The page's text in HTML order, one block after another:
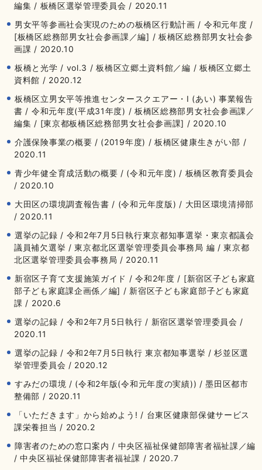
編集 / 板橋区選挙管理委員会 / 2020.11
男女平等参画社会実現のための板橋区行動計画 / 令和元年度 /
[板橋区総務部男女社会参画課／編] / 板橋区総務部男女社会参
画課 / 2020.10
板橋と光学 / vol.3 / 板橋区立郷土資料館／編 / 板橋区立郷土
資料館 / 2020.12
板橋区立男女平等推進センタースクエアー・I (あい) 事業報告
書 / 令和元年度(平成31年度) / 板橋区総務部男女社会参画課／
編集 / [東京都板橋区総務部男女社会参画課] / 2020.10
介護保険事業の概要 / (2019年度) / 板橋区健康生きがい部 /
2020.11
青少年健全育成活動の概要 / (令和元年度) / 板橋区教育委員会
/ 2020.10
大田区の環境調査報告書 / (令和元年度版) / 大田区環境清掃部
/ 2020.11
選挙の記録 / 令和2年7月5日執行東京都知事選挙・東京都議会
議員補欠選挙 / 東京都北区選挙管理委員会事務局 編 / 東京都
北区選挙管理委員会事務局 / 2020.11
新宿区子育て支援施策ガイド / 令和2年度 / [新宿区子ども家庭
部子ども家庭課企画係／編] / 新宿区子ども家庭部子ども家庭
課 / 2020.6
選挙の記録 / 令和2年7月5日執行 / 新宿区選挙管理委員会 /
2020.11
選挙の記録 / 令和2年7月5日執行 東京都知事選挙 / 杉並区選
挙管理委員会 / 2020.12
すみだの環境 / (令和2年版(令和元年度の実績)) / 墨田区都市
整備部 / 2020.11
「いただきます」から始めよう! / 台東区健康部保健サービス
課栄養担当 / 2020.2
障害者のための窓口案内 / 中央区福祉保健部障害者福祉課／編
/ 中央区福祉保健部障害者福祉課 / 2020.7